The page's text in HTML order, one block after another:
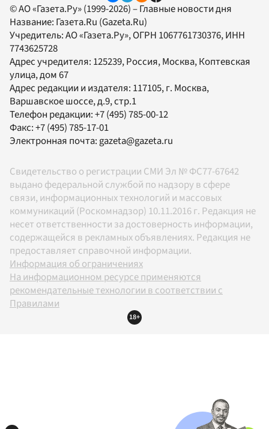
© АО «Газета.Ру» (1999-2026) – Главные новости дня
Название: Газета.Ru (Gazeta.Ru)
Учредитель:АО «Газета.Ру», ОГРН 1067761730376, ИНН
7743625728
Адрес учредителя: 125239, Россия, Москва, Коптевская
улица, дом 67
Адрес редакции и издателя: 117105, г. Москва,
Варшавское шоссе, д.9, стр.1
Телефон редакции:+7 (495) 785-00-12
Факс:+7 (495) 785-17-01
Электронная почта:gazeta@gazeta.ru
Свидетельство о регистрации СМИ Эл № ФС77-67642
выдано федеральной службой по надзору в сфере
связи, информационных технологий и массовых
коммуникаций (Роскомнадзор) 10.11.2016 г. Редакция не
несет ответственности за достоверность информации,
содержащейся в рекламных объявлениях. Редакция не
предоставляет справочной информации.
Информация об ограничениях
На информационном ресурсе применяются
рекомендательные технологии в соответствии с
Правилами
18+